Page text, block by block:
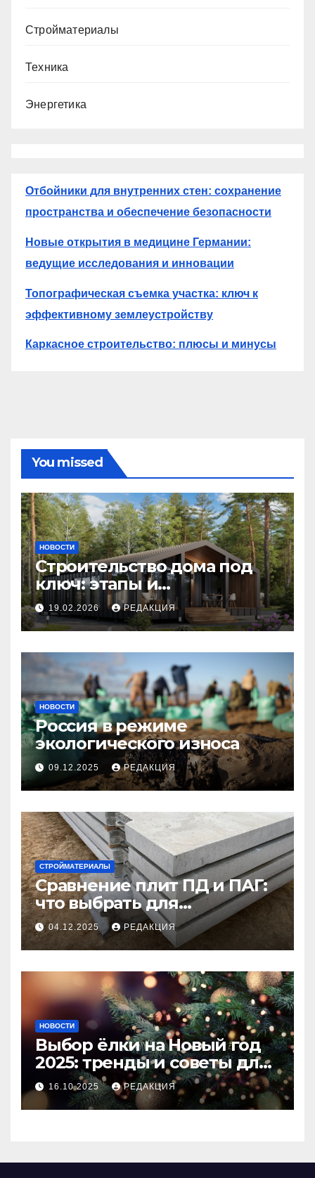
Стройматериалы
Техника
Энергетика
Отбойники для внутренних стен: сохранение
пространства и обеспечение безопасности
Новые открытия в медицине Германии:
ведущие исследования и инновации
Топографическая съемка участка: ключ к
эффективному землеустройству
Каркасное строительство: плюсы и минусы
You missed
НОВОСТИ
Строительство дома под
ключ: этапы и
планирование бюджета
19.02.2026 РЕДАКЦИЯ
НОВОСТИ
Россия в режиме
экологического износа
09.12.2025 РЕДАКЦИЯ
СТРОЙМАТЕРИАЛЫ
Сравнение плит ПД и ПАГ:
что выбрать для
долговечного и прочного
покрытия
04.12.2025 РЕДАКЦИЯ
НОВОСТИ
Выбор ёлки на Новый год
2025: тренды и советы для
идеального праздника
16.10.2025 РЕДАКЦИЯ